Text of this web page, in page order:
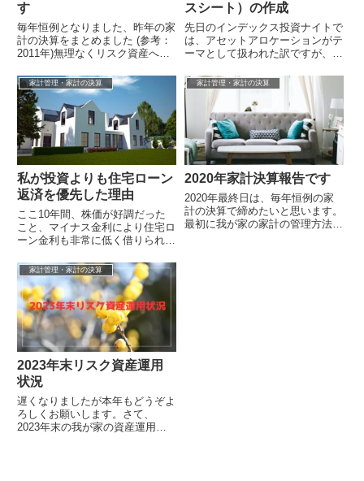
す
毎年恒例となりました、昨年の家
計の決算をまとめました (参考：
2011年)無理なくリスク資産への
っぱで良いので、家計のストック
とフ...
スシート）の作成
先日のインデックス投資ナイトで
は、アセットアロケーションがテ
ーマとして扱われた訳ですが、実
って、自分のアセットアロケーシ
ョンを考え...
家計管理・家計の決算
私が投資よりも住宅ローン
返済を優先した理由
ここ10年間、株価が好調だった
こと、マイナス金利により住宅ロ
ーン金利も非常に低く借りられた
株などで運用した方が賢いという
コメントが...
家計管理・家計の決算
2020年家計決算報告です
2020年最終日は、毎年恒例の家
計の決算で締めたいと思います。
最初に我が家の家計の管理方法に
家計管理・家計の決算
2023年末リスク資産運用
状況
遅くなりましたが本年もどうぞよ
ろしくお願いします。さて、
2023年末の我が家の資産運用状